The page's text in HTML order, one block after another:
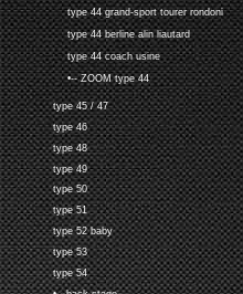
type 44 grand-sport tourer rondoni
type 44 berline alin liautard
type 44 coach usine
•-- ZOOM type 44
type 45 / 47
type 46
type 48
type 49
type 50
type 51
type 52 baby
type 53
type 54